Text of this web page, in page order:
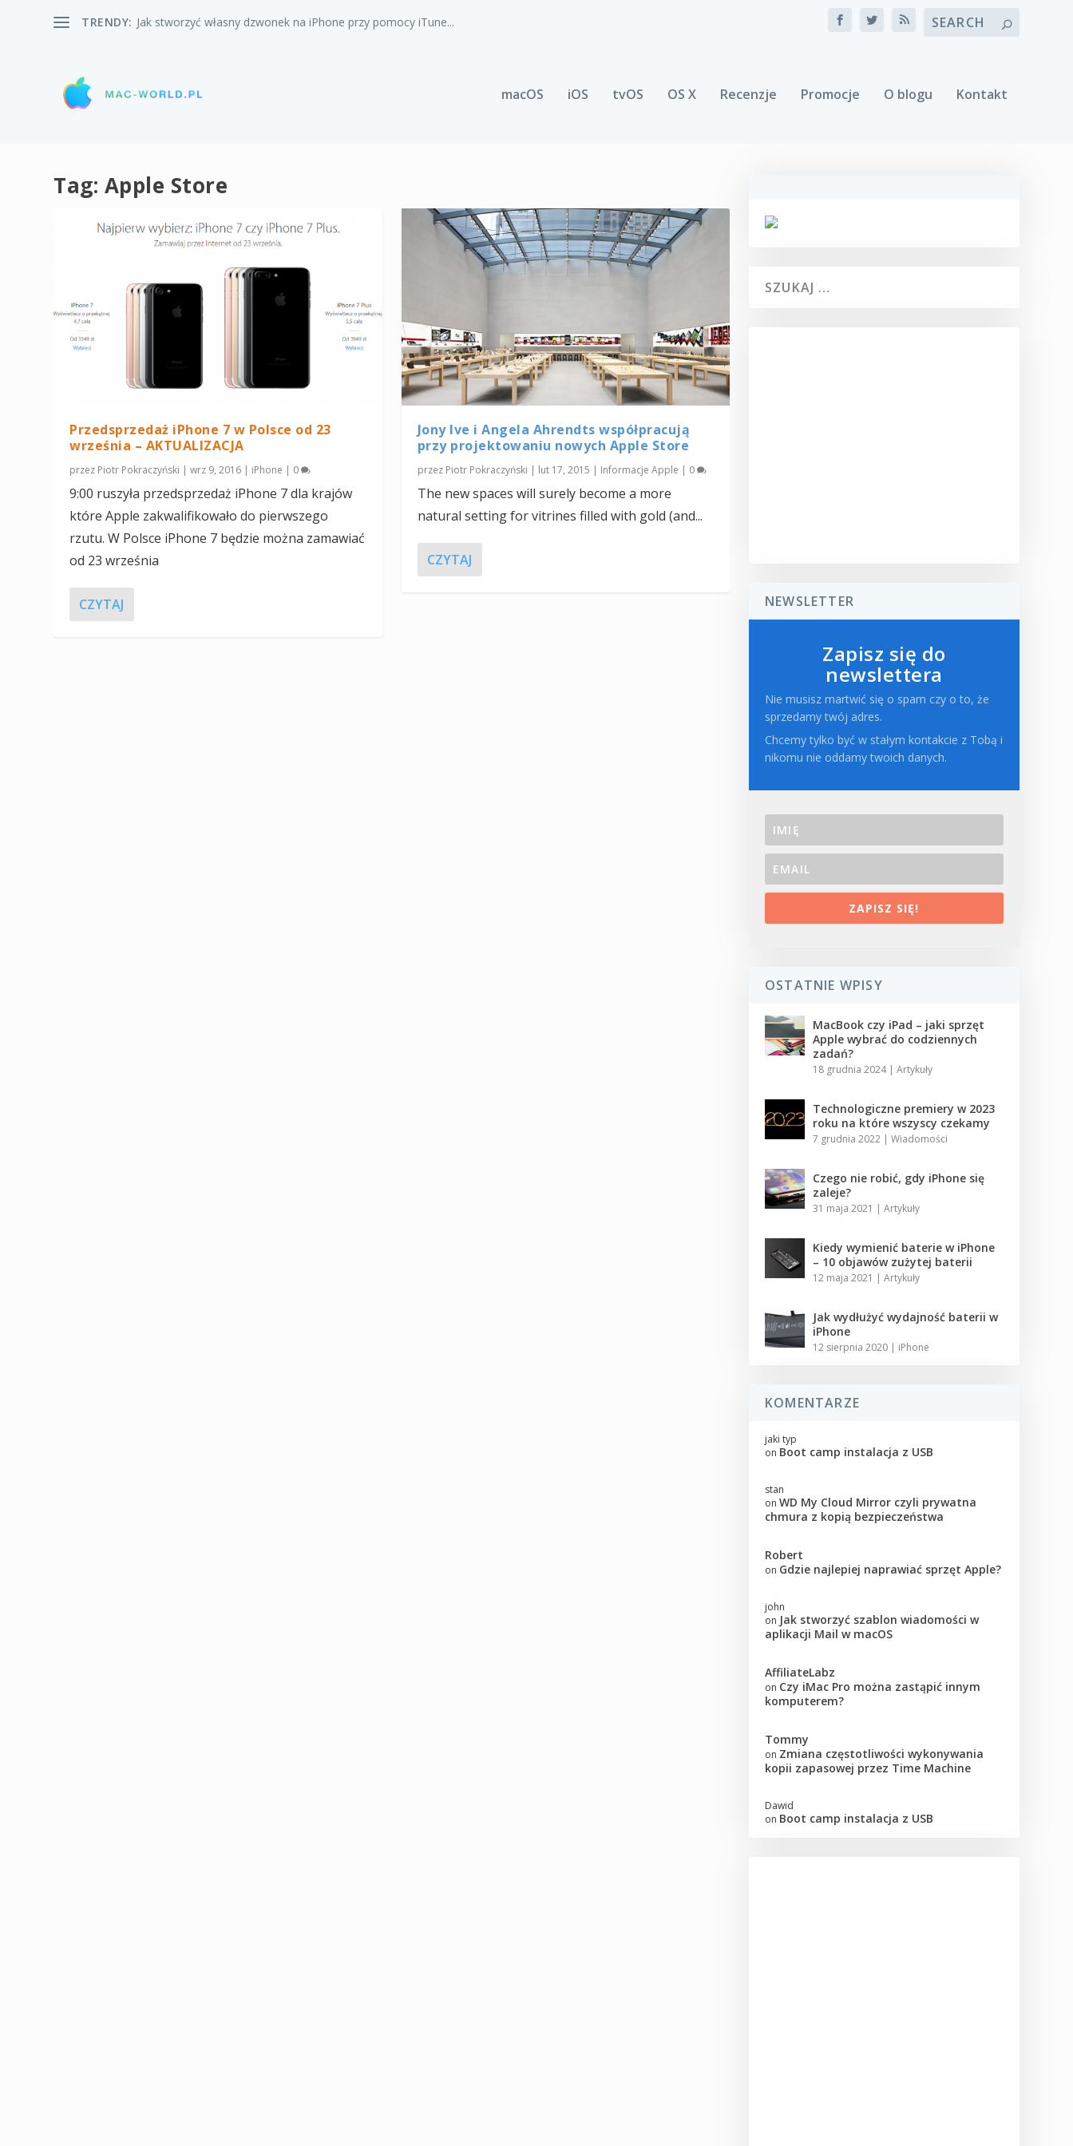
TRENDY: Jak stworzyć własny dzwonek na iPhone przy pomocy iTune...
macOS iOS tvOS OS X Recenzje Promocje O blogu Kontakt
Tag: Apple Store
Przedsprzedaż iPhone 7 w Polsce od 23
września – AKTUALIZACJA
przez Piotr Pokraczyński |wrz 9, 2016 | iPhone | 0
9:00 ruszyła przedsprzedaż iPhone 7 dla krajów
które Apple zakwalifikowało do pierwszego
rzutu. W Polsce iPhone 7 będzie można zamawiać
od 23 września
CZYTAJ
Jony Ive i Angela Ahrendts współpracują
przy projektowaniu nowych Apple Store
przez Piotr Pokraczyński | lut 17, 2015 | Informacje Apple | 0
The new spaces will surely become a more
natural setting for vitrines filled with gold (and...
CZYTAJ
NEWSLETTER
Zapisz się do
newslettera
Nie musisz martwić się o spam czy o to, że
sprzedamy twój adres.
Chcemy tylko być w stałym kontakcie z Tobą i
nikomu nie oddamy twoich danych.
ZAPISZ SIĘ!
OSTATNIE WPISY
MacBook czy iPad – jaki sprzęt
Apple wybrać do codziennych
zadań?
18 grudnia 2024| Artykuły
Technologiczne premiery w 2023
roku na które wszyscy czekamy
7 grudnia 2022 | Wiadomości
Czego nie robić, gdy iPhone się
zaleje?
31 maja 2021 | Artykuły
Kiedy wymienić baterie w iPhone
– 10 objawów zużytej baterii
12 maja 2021 | Artykuły
Jak wydłużyć wydajność baterii w
iPhone
12 sierpnia 2020 | iPhone
KOMENTARZE
jaki typ
on Boot camp instalacja z USB
stan
on WD My Cloud Mirror czyli prywatna
chmura z kopią bezpieczeństwa
Robert
on Gdzie najlepiej naprawiać sprzęt Apple?
john
on Jak stworzyć szablon wiadomości w
aplikacji Mail w macOS
AffiliateLabz
on Czy iMac Pro można zastąpić innym
komputerem?
Tommy
on Zmiana częstotliwości wykonywania
kopii zapasowej przez Time Machine
Dawid
on Boot camp instalacja z USB